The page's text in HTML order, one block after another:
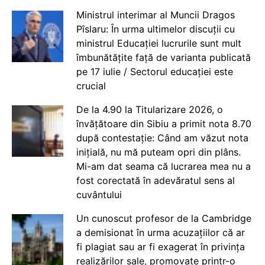
Ministrul interimar al Muncii Dragos
Pîslaru: În urma ultimelor discuții cu
ministrul Educației lucrurile sunt mult
îmbunătățite față de varianta publicată
pe 17 iulie / Sectorul educației este
crucial
De la 4.90 la Titularizare 2026, o
învățătoare din Sibiu a primit nota 8.70
după contestație: Când am văzut nota
inițială, nu mă puteam opri din plâns.
Mi-am dat seama că lucrarea mea nu a
fost corectată în adevăratul sens al
cuvântului
Un cunoscut profesor de la Cambridge
a demisionat în urma acuzațiilor că ar
fi plagiat sau ar fi exagerat în privința
realizărilor sale, promovate printr-o